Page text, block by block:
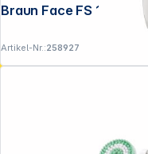
Artikel-Nr.:258927